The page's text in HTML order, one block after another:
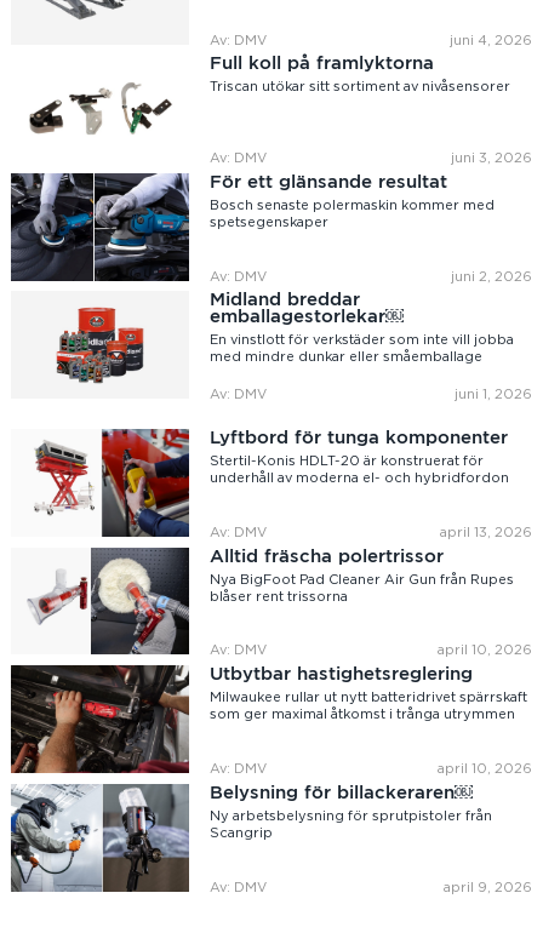
Av: DMV juni 4, 2026
Full koll på framlyktorna
Triscan utökar sitt sortiment av nivåsensorer
Av: DMV juni 3, 2026
För ett glänsande resultat
Bosch senaste polermaskin kommer med
spetsegenskaper
Av: DMV juni 2, 2026
Midland breddar
emballagestorlekar￼
En vinstlott för verkstäder som inte vill jobba
med mindre dunkar eller småemballage
Av: DMV juni 1, 2026
Lyftbord för tunga komponenter
Stertil-Konis HDLT-20 är konstruerat för
underhåll av moderna el- och hybridfordon
Av: DMV april 13, 2026
Alltid fräscha polertrissor
Nya BigFoot Pad Cleaner Air Gun från Rupes
blåser rent trissorna
Av: DMV april 10, 2026
Utbytbar hastighetsreglering
Milwaukee rullar ut nytt batteridrivet spärrskaft
som ger maximal åtkomst i trånga utrymmen
Av: DMV april 10, 2026
Belysning för billackeraren￼
Ny arbetsbelysning för sprutpistoler från
Scangrip
Av: DMV april 9, 2026